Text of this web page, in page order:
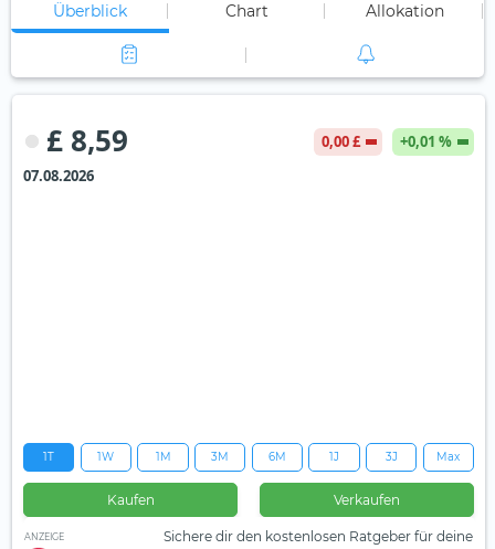
Überblick Chart Allokation
£ 8,59 0,00 £
+0,01 %
07.08.2026
1T 1W 1M 3M 6M 1J 3J Max
Kaufen Verkaufen
ANZEIGE
Sichere dir den kostenlosen Ratgeber für deine